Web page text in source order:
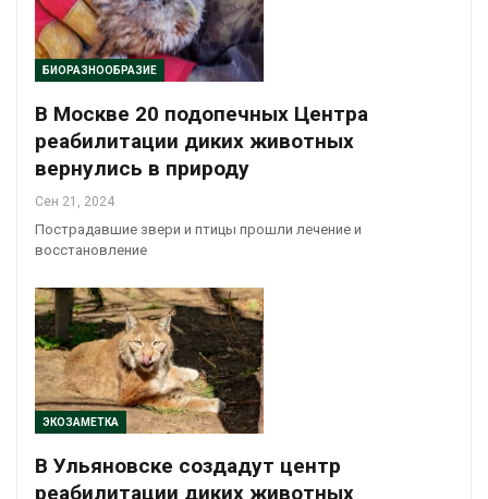
БИОРАЗНООБРАЗИЕ
В Москве 20 подопечных Центра
реабилитации диких животных
вернулись в природу
Сен 21, 2024
Пострадавшие звери и птицы прошли лечение и
восстановление
ЭКОЗАМЕТКА
В Ульяновске создадут центр
реабилитации диких животных